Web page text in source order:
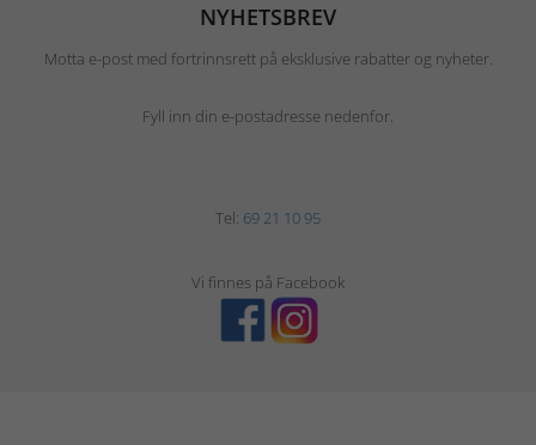
NYHETSBREV
Motta e-post med fortrinnsrett på eksklusive rabatter og nyheter.
Fyll inn din e-postadresse nedenfor.
Tel: 69 21 10 95
Vi finnes på Facebook